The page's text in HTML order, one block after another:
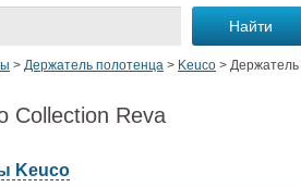
> Держатель полотенца > Keuco > Держатель
Collection Reva
Keuco